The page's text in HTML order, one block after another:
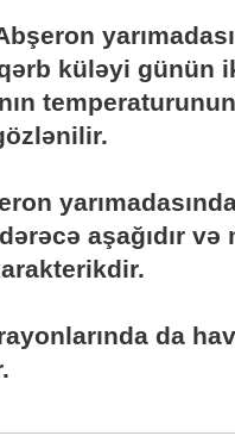
küləyi günün
aşağıdır
da